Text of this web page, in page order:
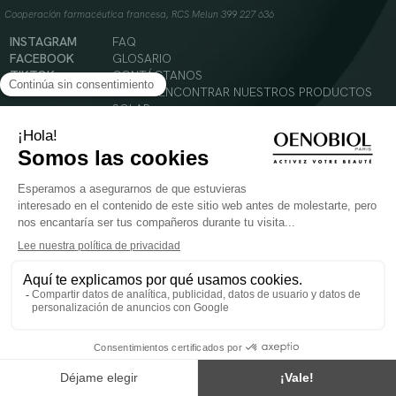
Cooperación farmacéutica francesa, RCS Melun 399 227 636
INSTAGRAM
FACEBOOK
TIKTOK
YOUTUBE
FAQ
GLOSARIO
CONTÁCTANOS
DÓNDE ENCONTRAR NUESTROS PRODUCTOS
SOLAR
Condiciones Generales de Uso
Menciones legales
PARA VUESTRA SALUD COMER AL MENOS 5 PIEZAS DE FRUTA Y LEGUMBRES AL DIA.
Los complementos alimenticios tienen que ser utilizados en el cuadro de un modo de vida
sano y no ser utilizados como sustitutos de un cuadro de vida sano y equilibrado. Solo